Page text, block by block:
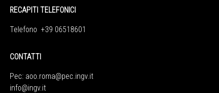
RECAPITI TELEFONICI
Telefono +39 06518601
CONTATTI
Pec: aoo.roma@pec.ingv.it
info@ingv.it